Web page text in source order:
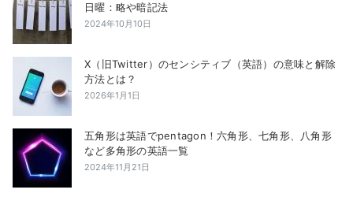
日曜：略や暗記法
2024年10月10日
X（旧Twitter）のセンシティブ（英語）の意味と解除
方法とは？
2026年1月1日
五角形は英語でpentagon！六角形、七角形、八角形
など多角形の英語一覧
2024年11月21日